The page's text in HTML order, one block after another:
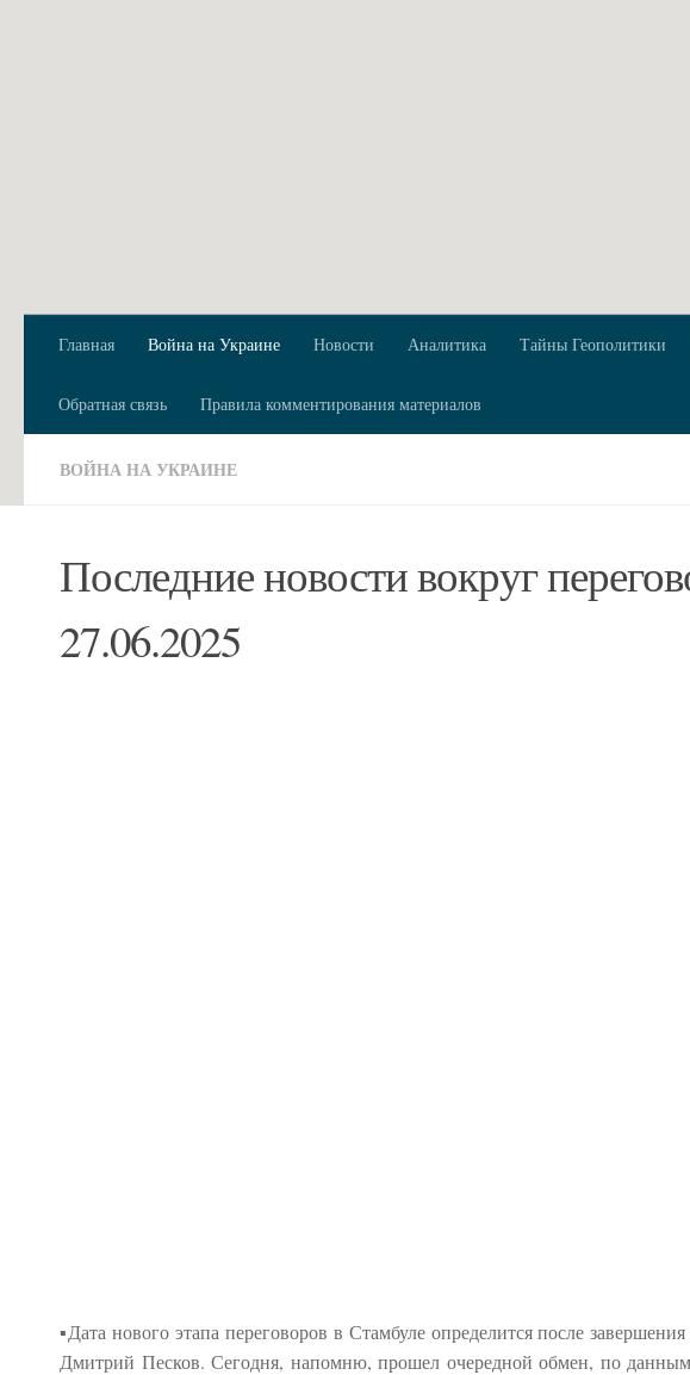
Главная Война на Украине Новости Аналитика Тайны Геополитики
Обратная связь Правила комментирования материалов
ВОЙНА НА УКРАИНЕ
Последние новости вокруг
27.06.2025
▪️Дата нового этапа переговоров в Стамбуле определится после
Дмитрий Песков. Сегодня, напомню, прошел очередной обмен, по данным